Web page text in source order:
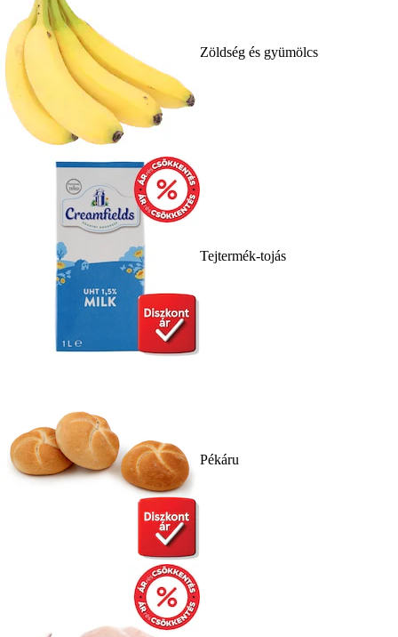
Zöldség és gyümölcs
Tejtermék-tojás
Pékáru